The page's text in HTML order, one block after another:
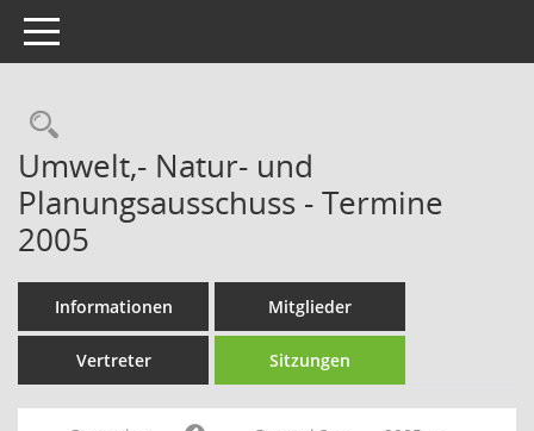
Toggle navigation
Rechercheauswahl
Umwelt,- Natur- und
Planungsausschuss - Termine
2005
Informationen Mitglieder
Vertreter Sitzungen